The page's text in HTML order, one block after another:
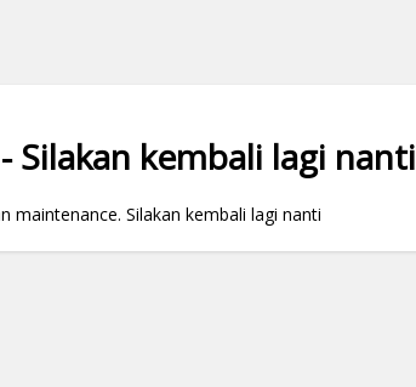
Silakan kembali lagi nanti
maintenance. Silakan kembali lagi nanti